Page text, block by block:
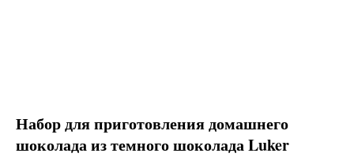
Набор для приготовления домашнего
шоколада из темного шоколада Luker